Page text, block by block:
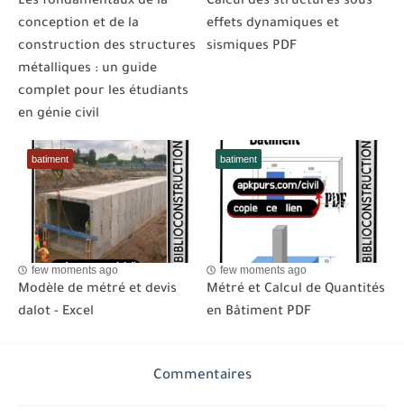
conception et de la
construction des structures
métalliques : un guide
complet pour les étudiants
en génie civil
effets dynamiques et
sismiques PDF
batiment
few moments ago
Modèle de métré et devis
dalot - Excel
batiment
few moments ago
Métré et Calcul de Quantités
en Bâtiment PDF
Commentaires